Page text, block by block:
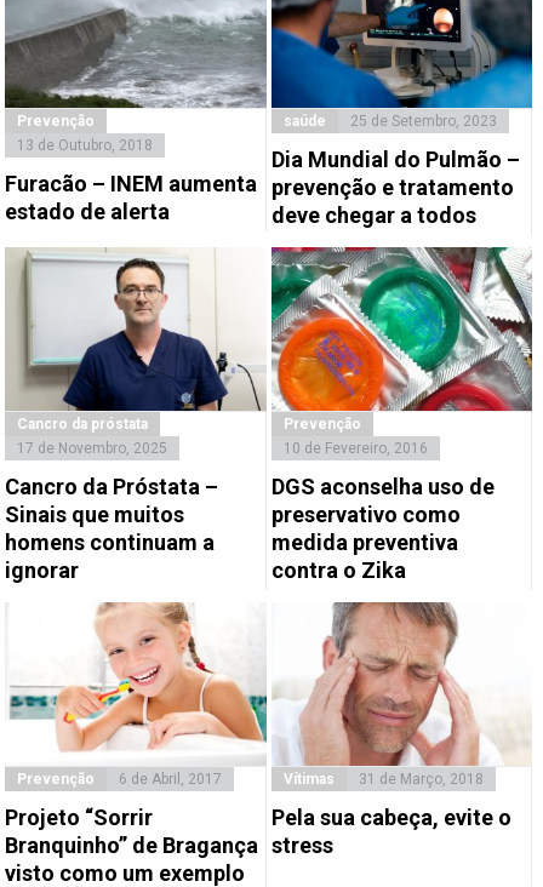
Prevenção
13 de Outubro, 2018
Furacão – INEM aumenta
estado de alerta
saúde 25 de Setembro, 2023
Dia Mundial do Pulmão –
prevenção e tratamento
deve chegar a todos
Cancro da próstata
17 de Novembro, 2025
Cancro da Próstata –
Sinais que muitos
homens continuam a
ignorar
Prevenção
10 de Fevereiro, 2016
DGS aconselha uso de
preservativo como
medida preventiva
contra o Zika
Prevenção 6 de Abril, 2017
Projeto “Sorrir
Branquinho” de Bragança
visto como um exemplo
Vítimas 31 de Março, 2018
Pela sua cabeça, evite o
stress